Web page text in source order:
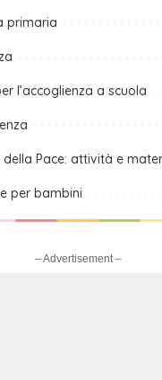
primaria
l’accoglienza a scuola
Pace: attività e
per bambini
– Advertisement –